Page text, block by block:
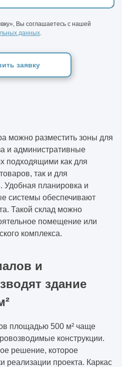
Вы соглашаетесь с нашей
данных
заявку
можно разместить зоны для
и административные
подходящими как для
так и для
Удобная планировка и
системы обеспечивают
Такой склад можно
помещение или
комплекса.
и
здание
площадью 500 м² чаще
конструкции.
решение, которое
реализации проекта. Каркас